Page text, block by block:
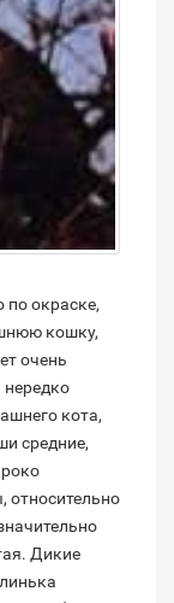
по окраске,
кошку,
очень
кота,
средние,
относительно
Дикие